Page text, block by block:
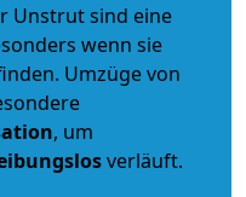
Unstrut sind eine
wenn sie
Umzüge von
, um
verläuft.